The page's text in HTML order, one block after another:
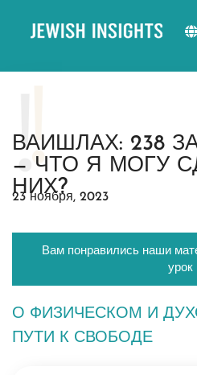
ВАИШЛАХ: 238
— ЧТО Я МОГУ
НИХ?
23 ноября, 2023
Вам понравились наши
урок
О ФИЗИЧЕСКОМ И
ПУТИ К СВОБОДЕ